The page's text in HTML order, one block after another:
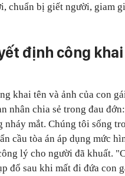
chuẩn bị giết người, giam
định công
khai tên và ảnh của con
nhân chia sẻ trong đau
mắt. Chúng tôi sống
cầu tòa án áp dụng mức
lý cho người đã khuất.
đổ sau khi mất đi đứa con